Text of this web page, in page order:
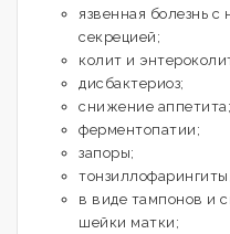
язвенная болезнь
секрецией;
колит и
дисбактериоз;
снижение аппетита;
ферментопатии;
запоры;
в виде тампонов и
шейки матки;